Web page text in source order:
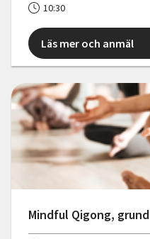
10:30
Läs mer och anmäl
Mindful Qigong, grund